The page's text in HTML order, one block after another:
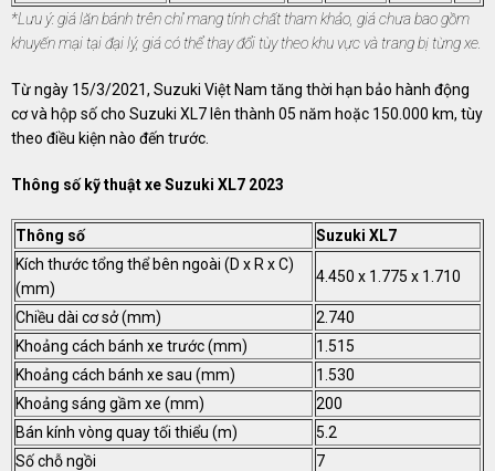
*Lưu ý: giá lăn bánh trên chỉ mang tính chất tham khảo, giá chưa bao gồm
khuyến mại tại đại lý, giá có thể thay đổi tùy theo khu vực và trang bị từng xe.
Từ ngày 15/3/2021, Suzuki Việt Nam tăng thời hạn bảo hành động
cơ và hộp số cho Suzuki XL7 ​​​lên thành 05 năm hoặc 150.000 km, tùy
theo điều kiện nào đến trước.
Thông số kỹ thuật xe Suzuki XL7 2023
Thông số
Suzuki XL7
Kích thước tổng thể bên ngoài (D x R x C)
(mm)
4.450 x 1.775 x 1.710
Chiều dài cơ sở (mm)
2.740
Khoảng cách bánh xe trước (mm)
1.515
Khoảng cách bánh xe sau (mm)
1.530
Khoảng sáng gầm xe (mm)
200
Bán kính vòng quay tối thiểu (m)
5.2
Số chỗ ngồi
7